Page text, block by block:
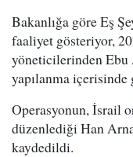
Bakanlığa göre Eş
faaliyet gösteriyor,
yöneticilerinden Ebu
yapılanma içerisinde
Operasyonun, İsrail
düzenlediği Han
kaydedildi.